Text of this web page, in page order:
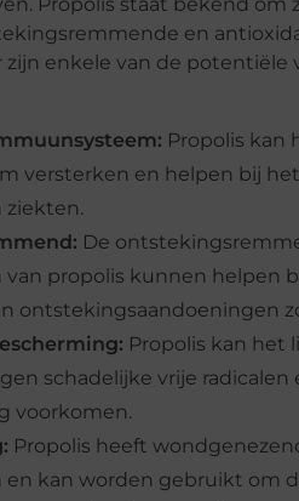
en
zijn enkele van de potentiële
Propolis kan
versterken en helpen bij
ziekten.
De
van propolis kunnen helpen
ontstekingsaandoeningen
Propolis kan het
schadelijke vrije radicalen
voorkomen.
Propolis heeft
en kan worden gebruikt om